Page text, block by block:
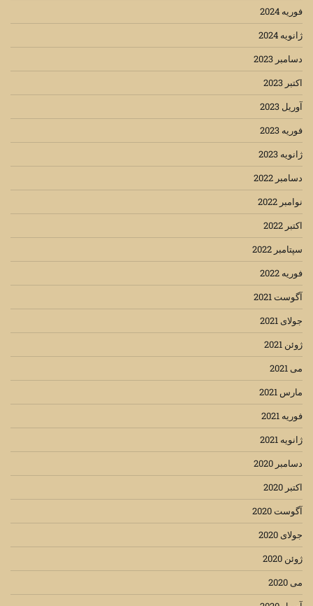
فوریه 2024
ژانویه 2024
دسامبر 2023
اکتبر 2023
آوریل 2023
فوریه 2023
ژانویه 2023
دسامبر 2022
نوامبر 2022
اکتبر 2022
سپتامبر 2022
فوریه 2022
آگوست 2021
جولای 2021
ژوئن 2021
می 2021
مارس 2021
فوریه 2021
ژانویه 2021
دسامبر 2020
اکتبر 2020
آگوست 2020
جولای 2020
ژوئن 2020
می 2020